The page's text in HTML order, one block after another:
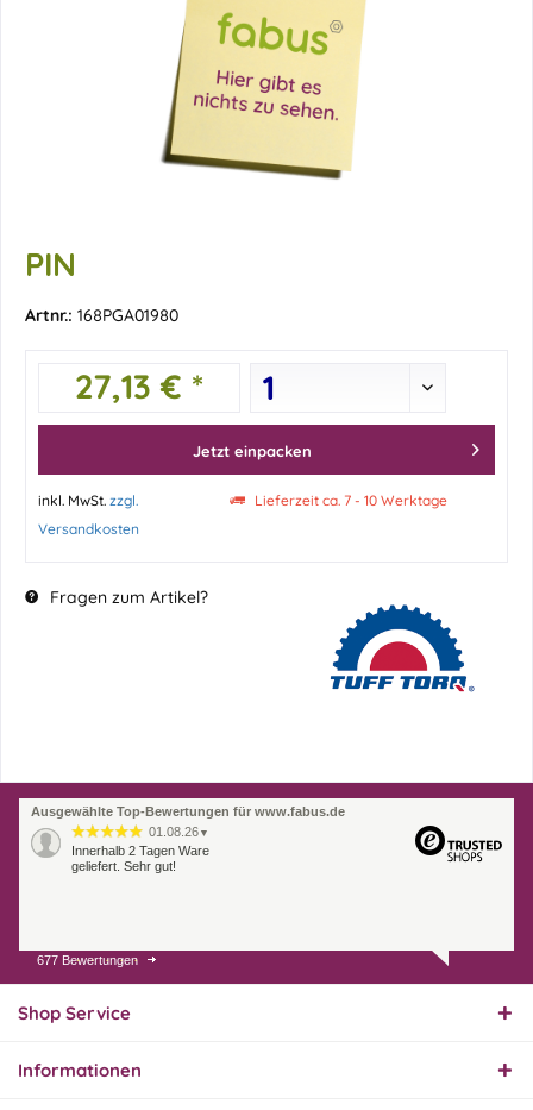
PIN
Artnr.: 168PGA01980
27,13 € *
Jetzt einpacken
inkl. MwSt. zzgl.
Versandkosten
Lieferzeit ca. 7 - 10 Werktage
Fragen zum Artikel?
Ausgewählte Top-Bewertungen für www.fabus.de
01.08.26 ▼
Innerhalb 2 Tagen Ware
geliefert. Sehr gut!
31.07.26
Super schnelle Lieferung,
hervorragend. Gerne
677 Bewertungen
Shop Service
Informationen